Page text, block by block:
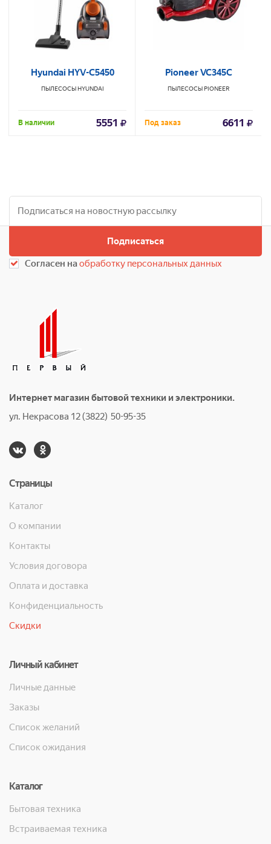
Hyundai HYV-C5450
ПЫЛЕСОСЫ HYUNDAI
В наличии 5551
Pioneer VC345C
ПЫЛЕСОСЫPIONEER
Под заказ 6611
Подписаться
Согласен наобработку персональных данных
Интернет магазин бытовой техники и электроники.
ул. Некрасова 12 (3822) 50-95-35
Страницы
Каталог
О компании
Контакты
Условия договора
Оплата и доставка
Конфиденциальность
Скидки
Личный кабинет
Личные данные
Заказы
Список желаний
Список ожидания
Каталог
Бытовая техника
Встраиваемая техника